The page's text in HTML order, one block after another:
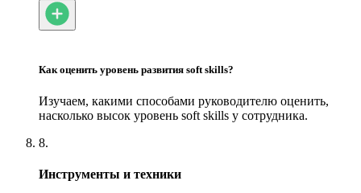
Как оценить уровень развития soft skills?
Изучаем, какими способами руководителю оценить,
насколько высок уровень soft skills у сотрудника.
8.
Инструменты и техники